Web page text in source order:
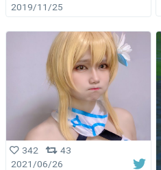
2019/11/25
342
43
2021/06/26